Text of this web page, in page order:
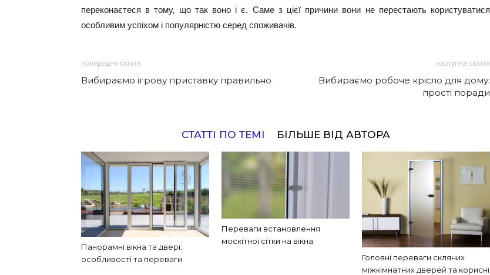
переконаєтеся в тому, що так воно і є. Саме з цієї причини вони не перестають користуватися
особливим успіхом і популярністю серед споживачів.
попередня стаття
Вибираємо ігрову приставку правильно
наступна стаття
Вибираємо робоче крісло для дому:
прості поради
СТАТТІ ПО ТЕМІ БІЛЬШЕ ВІД АВТОРА
Панорамні вікна та двері:
особливості та переваги
Переваги встановлення
москітної сітки на вікна
Головні переваги скляних
міжкімнатних дверей та корисні